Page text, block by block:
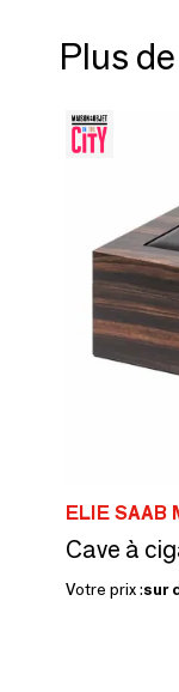
Plus
ELIE SAAB
Votre prix :sur